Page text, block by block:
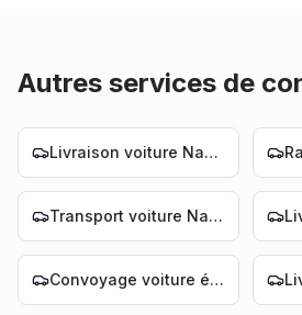
Autres services de
Livraison voiture Nantes
Transport voiture Nantes
Convoyage voiture électrique Nantes